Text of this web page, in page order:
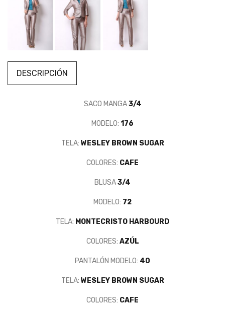
DESCRIPCIÓN
SACO MANGA3/4
MODELO: 176
TELA: WESLEY BROWN SUGAR
COLORES: CAFE
BLUSA3/4
MODELO: 72
TELA: MONTECRISTO HARBOURD
COLORES: AZÚL
PANTALÓN MODELO: 40
TELA: WESLEY BROWN SUGAR
COLORES: CAFE